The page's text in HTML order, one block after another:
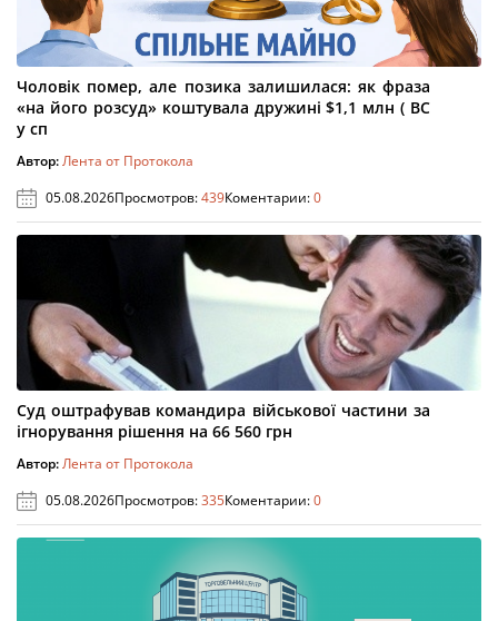
Чоловік помер, але позика залишилася: як фраза
«на його розсуд» коштувала дружині $1,1 млн ( ВС
у сп
Автор:Лента от Протокола
05.08.2026Просмотров:439Коментарии:0
Суд оштрафував командира військової частини за
ігнорування рішення на 66 560 грн
Автор:Лента от Протокола
05.08.2026Просмотров:335Коментарии:0